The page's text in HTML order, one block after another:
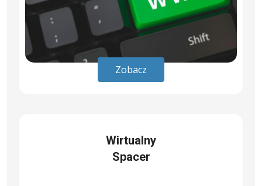
Zobacz
Wirtualny
Spacer